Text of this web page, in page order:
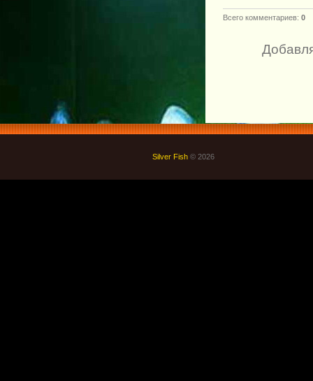
Всего комментариев: 0
Silver Fish © 2026